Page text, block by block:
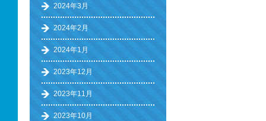
2024年3月
2024年2月
2024年1月
2023年12月
2023年11月
2023年10月